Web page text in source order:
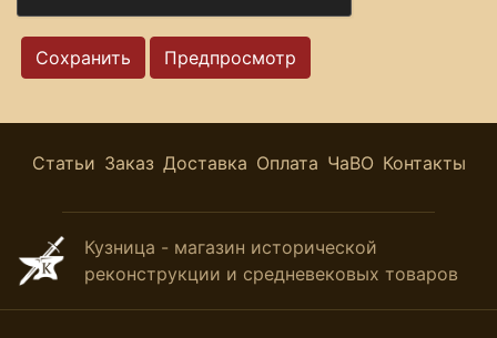
Статьи Заказ Доставка Оплата ЧаВО Контакты
Кузница - магазин исторической
реконструкции и средневековых товаров